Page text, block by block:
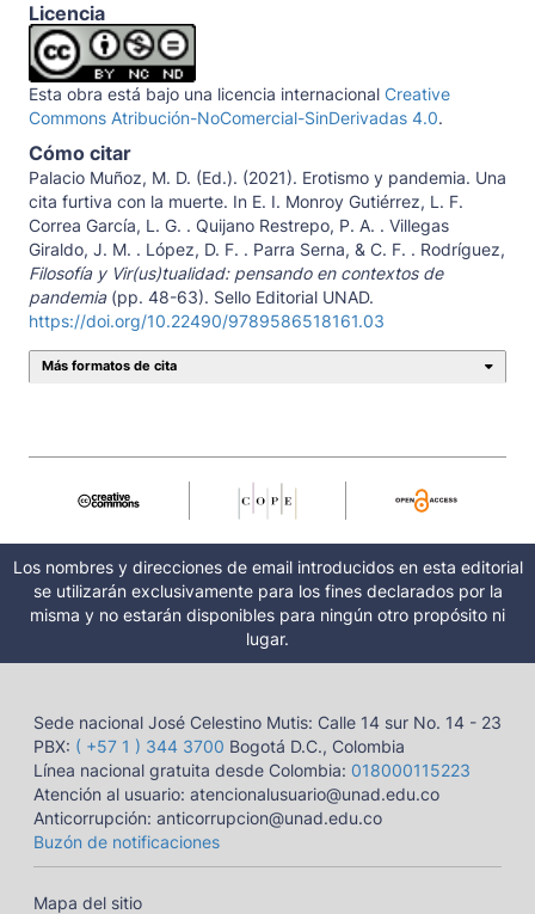
Licencia
Esta obra está bajo una licencia internacional Creative
Commons Atribución-NoComercial-SinDerivadas 4.0.
Cómo citar
Palacio Muñoz, M. D. (Ed.). (2021). Erotismo y pandemia. Una
cita furtiva con la muerte. In E. I. Monroy Gutiérrez, L. F.
Correa García, L. G. . Quijano Restrepo, P. A. . Villegas
Giraldo, J. M. . López, D. F. . Parra Serna, & C. F. . Rodríguez,
Filosofía y Vir(us)tualidad: pensando en contextos de
pandemia(pp. 48-63). Sello Editorial UNAD.
https://doi.org/10.22490/9789586518161.03
Más formatos de cita
Los nombres y direcciones de email introducidos en esta editorial
se utilizarán exclusivamente para los fines declarados por la
misma y no estarán disponibles para ningún otro propósito ni
lugar.
Sede nacional José Celestino Mutis: Calle 14 sur No. 14 - 23
PBX: ( +57 1 ) 344 3700 Bogotá D.C., Colombia
Línea nacional gratuita desde Colombia: 018000115223
Atención al usuario: atencionalusuario@unad.edu.co
Anticorrupción: anticorrupcion@unad.edu.co
Buzón de notificaciones
Mapa del sitio